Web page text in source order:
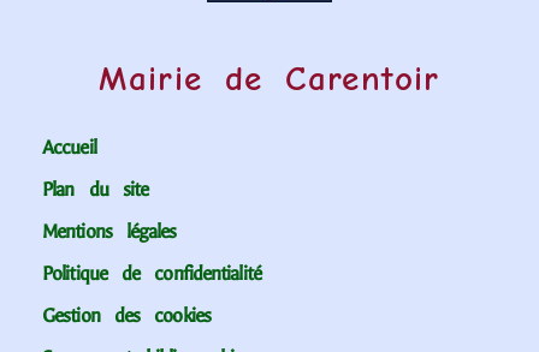
Mairie de Carentoir
Accueil
Plan du site
Mentions légales
Politique de confidentialité
Gestion des cookies